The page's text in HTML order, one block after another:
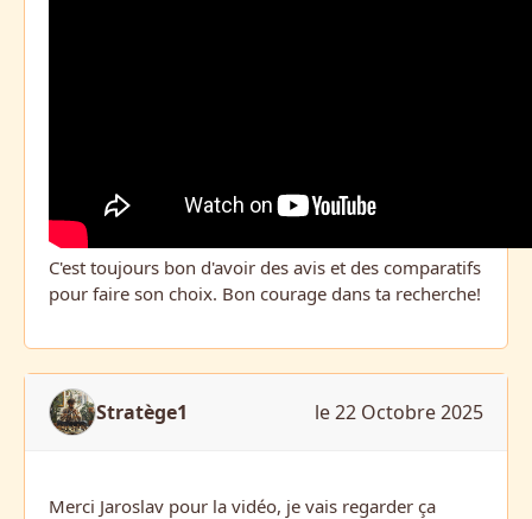
C'est toujours bon d'avoir des avis et des comparatifs
pour faire son choix. Bon courage dans ta recherche!
Stratège1 le 22 Octobre 2025
Merci Jaroslav pour la vidéo, je vais regarder ça